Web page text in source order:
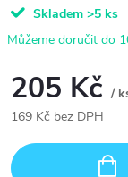
Skladem >5 ks
205 Kč /
169 Kč bez DPH
cena: